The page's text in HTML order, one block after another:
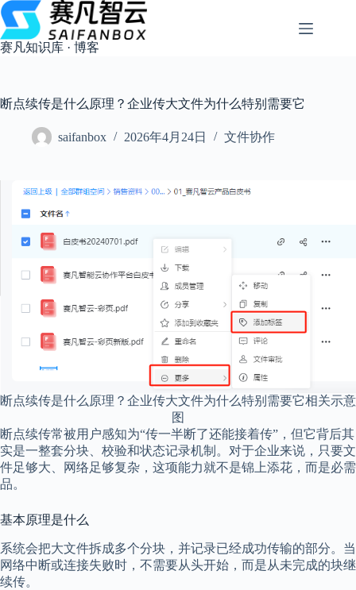
跳
过
内
容
赛凡知识库 · 博客
断点续传是什么原理？企业传大文件为什么特别需要它
saifanbox 2026年4月24日 文件协作
断点续传是什么原理？企业传大文件为什么特别需要它相关示意
图
断点续传常被用户感知为“传一半断了还能接着传”，但它背后其
实是一整套分块、校验和状态记录机制。对于企业来说，只要文
件足够大、网络足够复杂，这项能力就不是锦上添花，而是必需
品。
基本原理是什么
系统会把大文件拆成多个分块，并记录已经成功传输的部分。当
网络中断或连接失败时，不需要从头开始，而是从未完成的块继
续传。